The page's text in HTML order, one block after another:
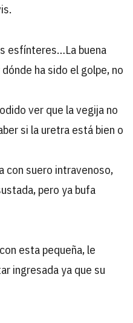
esfínteres…La buena
ha sido el golpe, no
ver que la vegija no
si la uretra está bien o
con suero intravenoso,
pero ya bufa
esta pequeña, le
ingresada ya que su